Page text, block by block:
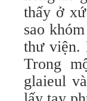
thấy ở
sao
thư viện.
Trong
glaieul